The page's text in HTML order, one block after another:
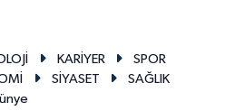
KARİYER
SPOR
SİYASET
SAĞLIK